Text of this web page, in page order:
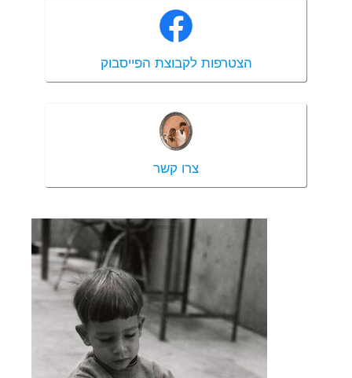
הצטרפות לקבוצת הפייסבוק
צרו קשר